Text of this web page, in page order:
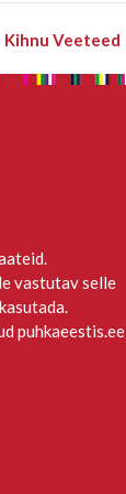
Kihnu Veeteed
vastutav selle
puhkaeestis.ee